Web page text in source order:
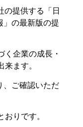
の提供する「日
」の最新版の提
く企業の成長・
ます。
、ご確認いただ
りです。